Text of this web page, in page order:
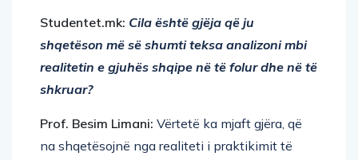
Studentet.mk: Cila është gjëja që ju
shqetëson më së shumti teksa analizoni mbi
realitetin e gjuhës shqipe në të folur dhe në të
shkruar?
Prof. Besim Limani: Vërtetë ka mjaft gjëra, që
na shqetësojnë nga realiteti i praktikimit të